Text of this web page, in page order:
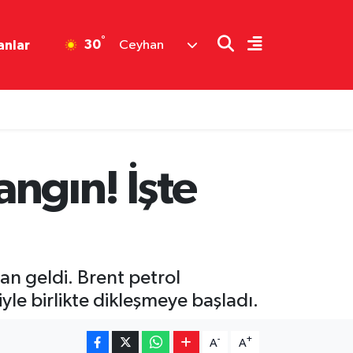
30° Ceyhan
İşte
geldi. Brent petrol
birlikte dikleşmeye başladı.
A- A+